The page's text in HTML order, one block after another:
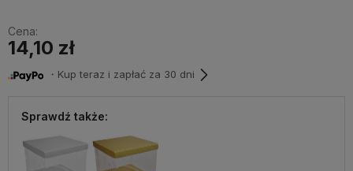
Cena:
14,10 zł
・Kup teraz i zapłać za 30 dni
Sprawdź także: